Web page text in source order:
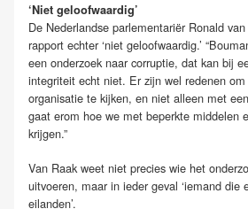
‘Niet geloofwaardig’
De Nederlandse parlementariër Ronald
rapport echter ‘niet geloofwaardig.’
een onderzoek naar corruptie, dat kan bij
integriteit echt niet. Er zijn wel redenen
organisatie te kijken, en niet alleen met
gaat erom hoe we met beperkte middelen
krijgen.”
Van Raak weet niet precies wie het
uitvoeren, maar in ieder geval ‘iemand die
eilanden’.